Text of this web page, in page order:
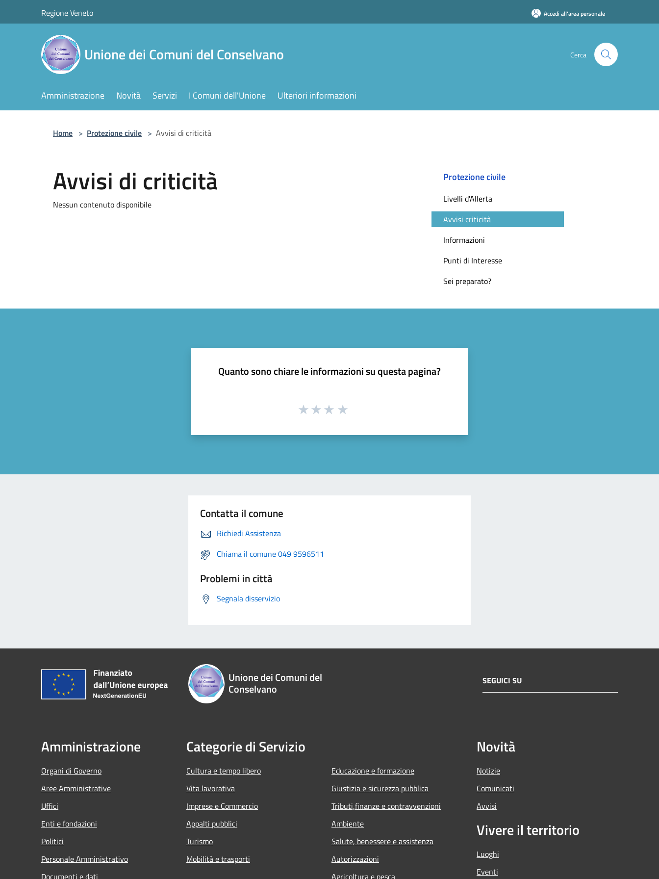
Regione Veneto Accedi all'area personale
Unione dei Comuni del Conselvano Cerca
Amministrazione Novità Servizi I Comuni dell'Unione Ulteriori informazioni
Home > Protezione civile > Avvisi di criticità
Avvisi di criticità
Nessun contenuto disponibile
Protezione civile
Livelli d'Allerta
Avvisi criticità
Informazioni
Punti di Interesse
Sei preparato?
Quanto sono chiare le informazioni su questa pagina?
Contatta il comune
Richiedi Assistenza
Chiama il comune 049 9596511
Problemi in città
Segnala disservizio
Unione dei Comuni del
Conselvano
SEGUICI SU
Amministrazione
Organi di Governo
Aree Amministrative
Uffici
Enti e fondazioni
Politici
Personale Amministrativo
Documenti e dati
Categorie di Servizio
Cultura e tempo libero
Vita lavorativa
Imprese e Commercio
Appalti pubblici
Turismo
Mobilità e trasporti
Educazione e formazione
Giustizia e sicurezza pubblica
Tributi,finanze e contravvenzioni
Ambiente
Salute, benessere e assistenza
Autorizzazioni
Agricoltura e pesca
Novità
Notizie
Comunicati
Avvisi
Vivere il territorio
Luoghi
Eventi